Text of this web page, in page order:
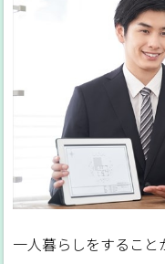
一人暮らしをするこ